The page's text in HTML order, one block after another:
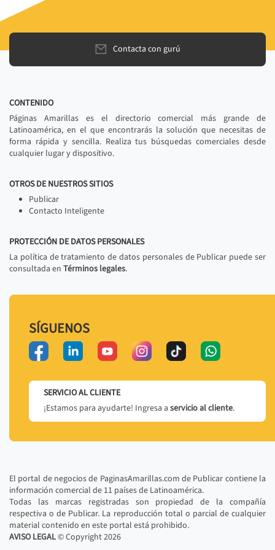
Contacta con gurú
CONTENIDO
Páginas Amarillas es el directorio comercial más grande de
Latinoamérica, en el que encontrarás la solución que necesitas de
forma rápida y sencilla. Realiza tus búsquedas comerciales desde
cualquier lugar y dispositivo.
OTROS DE NUESTROS SITIOS
Publicar
Contacto Inteligente
PROTECCIÓN DE DATOS PERSONALES
La política de tratamiento de datos personales de Publicar puede ser
consultada en Términos legales.
SÍGUENOS
SERVICIO AL CLIENTE
¡Estamos para ayudarte! Ingresa a servicio al cliente.
El portal de negocios de PaginasAmarillas.com de Publicar contiene la
información comercial de 11 países de Latinoamérica.
Todas las marcas registradas son propiedad de la compañía
respectiva o de Publicar. La reproducción total o parcial de cualquier
material contenido en este portal está prohibido.
AVISO LEGAL© Copyright2026